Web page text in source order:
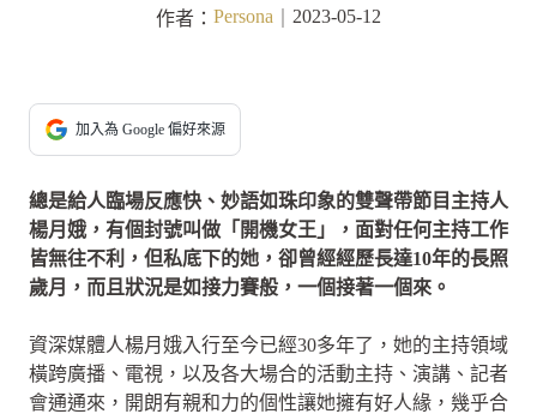
作者： Persona 2023-05-12
加入為 Google 偏好來源
總是給人臨場反應快、妙語如珠印象的雙聲帶節目主持人
楊月娥，有個封號叫做「開機女王」，面對任何主持工作
皆無往不利，但私底下的她，卻曾經經歷長達10年的長照
歲月，而且狀況是如接力賽般，一個接著一個來。
資深媒體人楊月娥入行至今已經30多年了，她的主持領域
橫跨廣播、電視，以及各大場合的活動主持、演講、記者
會通通來，開朗有親和力的個性讓她擁有好人緣，幾乎合